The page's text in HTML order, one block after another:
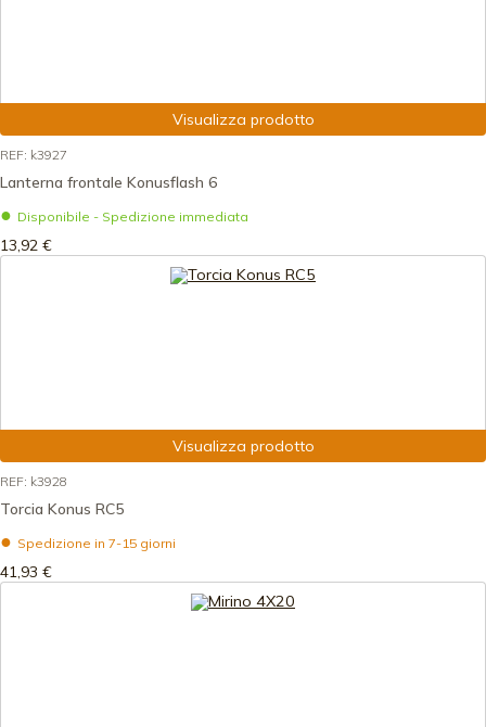
Visualizza prodotto
REF: k3927
Lanterna frontale Konusflash 6
Disponibile - Spedizione immediata
13,92 €
Visualizza prodotto
REF: k3928
Torcia Konus RC5
Spedizione in 7-15 giorni
41,93 €